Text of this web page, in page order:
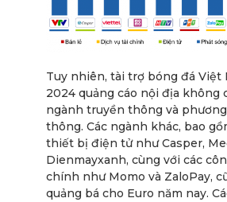
Tuy nhiên, tài trợ bóng đá Việt
2024 quảng cáo nội địa không
ngành truyền thông và
thông. Các ngành khác, bao
thiết bị điện tử như Casper,
Dienmayxanh, cùng với các
chính như Momo và ZaloPay,
quảng bá cho Euro năm nay.